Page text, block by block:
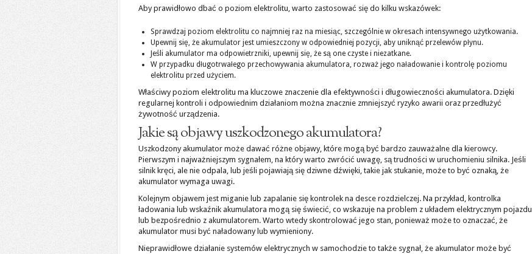
Aby prawidłowo dbać o poziom elektrolitu, warto zastosować się do kilku wskazówek:
Sprawdzaj poziom elektrolitu co najmniej raz na miesiąc, szczególnie w okresach intensywnego użytkowania.
Upewnij się, że akumulator jest umieszczony w odpowiedniej pozycji, aby uniknąć przelewów płynu.
Jeśli akumulator ma odpowietrzniki, upewnij się, że są one czyste i niezatkane.
W przypadku długotrwałego przechowywania akumulatora, rozważ jego naładowanie i kontrolę poziomu
elektrolitu przed użyciem.
Właściwy poziom elektrolitu ma kluczowe znaczenie dla efektywności i długowieczności akumulatora. Dzięki
regularnej kontroli i odpowiednim działaniom można znacznie zmniejszyć ryzyko awarii oraz przedłużyć
żywotność urządzenia.
Jakie są objawy uszkodzonego akumulatora?
Uszkodzony akumulator może dawać różne objawy, które mogą być bardzo zauważalne dla kierowcy.
Pierwszym i najważniejszym sygnałem, na który warto zwrócić uwagę, są trudności w uruchomieniu silnika. Jeśli
silnik kręci, ale nie odpala, lub jeśli pojawiają się dziwne dźwięki, takie jak stukanie, może to być oznaką, że
akumulator wymaga uwagi.
Kolejnym objawem jest miganie lub zapalanie się kontrolek na desce rozdzielczej. Na przykład, kontrolka
ładowania lub wskaźnik akumulatora mogą się świecić, co wskazuje na problem z układem elektrycznym pojazdu
lub bezpośrednio z akumulatorem. Warto wtedy skontrolować jego stan, ponieważ może to oznaczać, że
akumulator musi być naładowany lub wymieniony.
Nieprawidłowe działanie systemów elektrycznych w samochodzie to także sygnał, że akumulator może być